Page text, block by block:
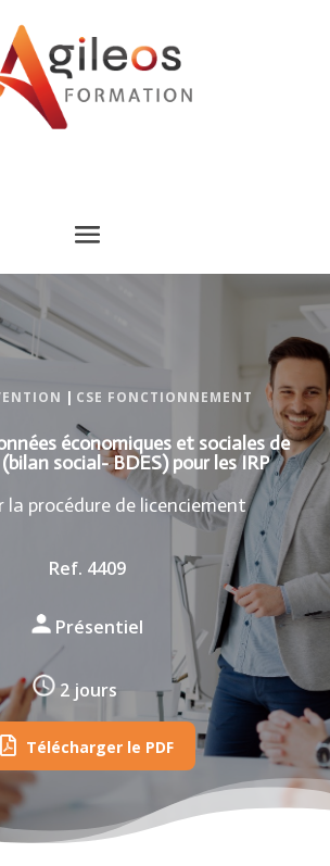
| CSE FONCTIONNEMENT
économiques et sociales de
(bilan social- BDES) pour les IRP
la procédure de licenciement
Ref. 4409
Présentiel
2 jours
Télécharger le PDF